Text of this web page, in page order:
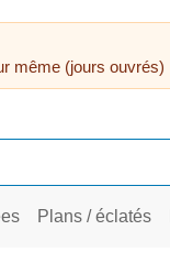
même (jours ouvrés)
Plans / éclatés